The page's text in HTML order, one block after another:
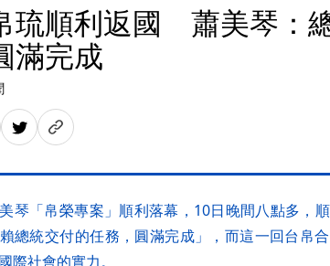
琉順利返國 蕭美琴：
完成
琴「帛榮專案」順利落幕，10日晚間八點多，
總統交付的任務，圓滿完成」，而這一回台帛
際社會的實力。